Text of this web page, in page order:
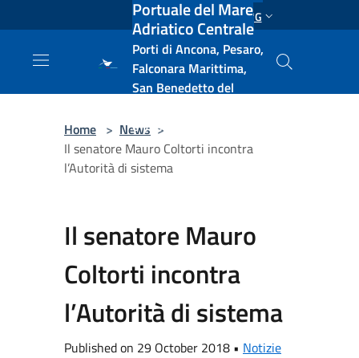
Salta al contenuto principale ENG
Portuale del Mare
Adriatico Centrale
Porti di Ancona, Pesaro,
Falconara Marittima,
San Benedetto del
e Vasto
Home > News >
Il senatore Mauro Coltorti incontra
l’Autorità di sistema
Il senatore Mauro
Coltorti incontra
l’Autorità di sistema
Published on 29 October 2018 • Notizie